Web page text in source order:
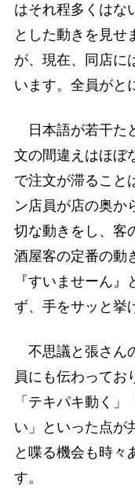
はそれ程多くはな
とした動きを見せ
が、現在、同店に
います。全員がと
日本語が若干た
文の間違えはほぼ
で注文が滞ること
ン店員が店の奥か
切な動きをし、客
酒屋客の定番の動
『すいませーん
ず、手をサッと挙
不思議と張さん
員にも伝わってお
「テキパキ動く
い」といった点が
と喋る機会も時々
す。